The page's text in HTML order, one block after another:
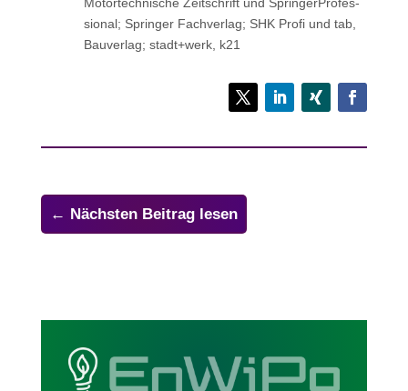
sio­nal; Sprin­ger Fachverlag; SHK Profi und tab,
Bau­ver­lag; stadt+werk, k21
← Nächsten Beitrag lesen